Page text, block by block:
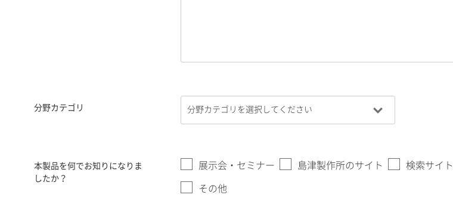
分野カテゴリ
本製品を何でお知りになりま
したか？
展示会・セミナー 島津製作所のサイト 検索サイト
その他